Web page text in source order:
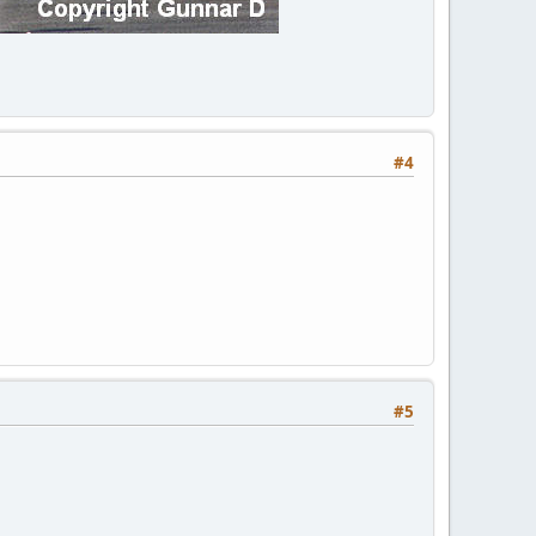
#4
#5